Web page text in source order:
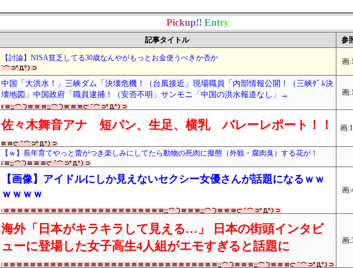
Pickup!! Entry
記事タイトル 参
【討論】NISA貧乏してる30歳なんやがもっとお金使うべきか否か 画
中国「大洪水！」三峡ダム「決壊危機！（台風接近」現場職員「内部情報公開！（三峡ﾀﾞﾑ決
壊地図」中国政府「職員逮捕！（安否不明」サンモニ「中国の洪水報道なし」→
画
佐々木舞音アナ 短パン、生足、横乳 バレーレポート！！ 画
【ｗ】長年育てやっと蕾がつき楽しみにしてたら動物の死肉に擬態（外観・腐肉臭）する花が！
【画像】アイドルにしか見えないセクシー女優さんが話題になるｗｗ
ｗｗｗｗ
画
海外「日本がキラキラして見える…」 日本の街頭インタビ
ューに登場した女子高生4人組がエモすぎると話題に
画